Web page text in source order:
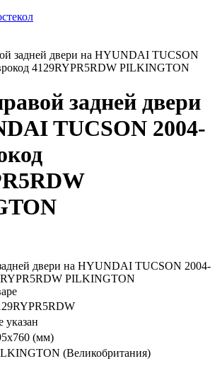
задней двери на HYUNDAI TUCSON
4129RYPR5RDW PILKINGTON
задней двери
TUCSON 2004-
указан
(мм)
(Великобритания)